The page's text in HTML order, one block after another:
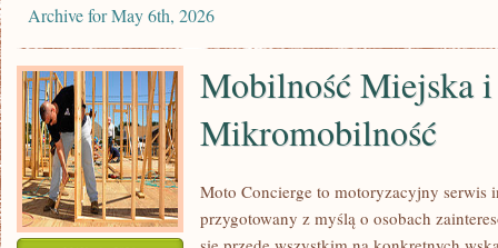
Archive for May 6th, 2026
Mobilność Miejska i
Mikromobilność
Moto Concierge to motoryzacyjny serwis
przygotowany z myślą o osobach